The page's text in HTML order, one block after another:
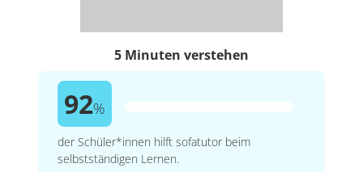
5 Minuten verstehen
92%
der Schüler*innen hilft sofatutor beim
selbstständigen Lernen.